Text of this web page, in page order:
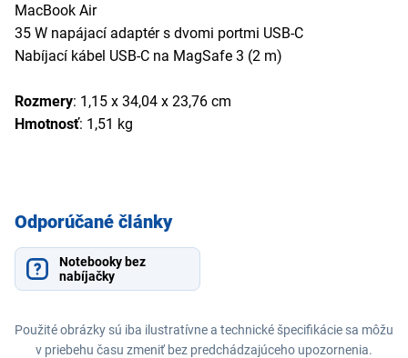
MacBook Air
35 W napájací adaptér s dvomi portmi USB-C
Nabíjací kábel USB-C na MagSafe 3 (2 m)
Rozmery: 1,15 x 34,04 x 23,76 cm
Hmotnosť: 1,51 kg
Odporúčané články
Notebooky bez
nabíjačky
Použité obrázky sú iba ilustratívne a technické špecifikácie sa môžu
v priebehu času zmeniť bez predchádzajúceho upozornenia.